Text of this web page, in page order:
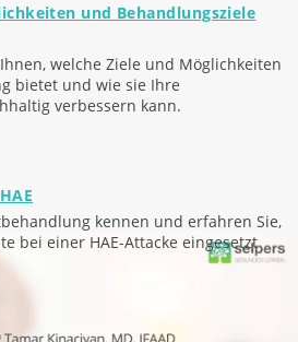
und Behandlungsziele
welche Ziele und Möglichkeiten
bietet und wie sie Ihre
verbessern kann.
kennen und erfahren Sie,
bei einer HAE-Attacke eingesetzt